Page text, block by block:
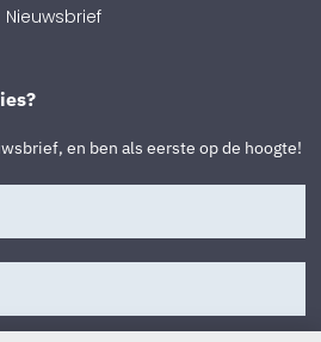
Nieuwsbrief
en ben als eerste op de hoogte!